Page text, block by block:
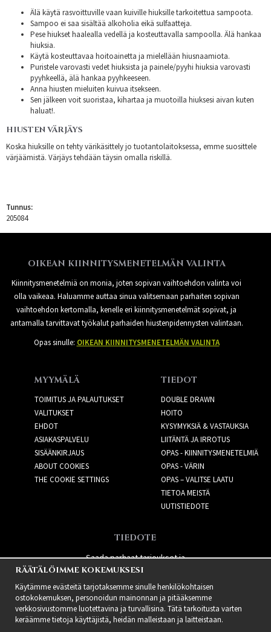
Älä käytä rasvoittuville vaan kuiville hiuksille tarkoitettua sampoota.
Sampoo ei saa sisältää alkoholia eikä sulfaatteja.
Pese hiukset haalealla vedellä ja kosteuttavalla sampoolla. Älä hankaa
hiuksia.
Käytä kosteuttavaa hoitoainetta ja mielellään hiusnaamiota.
Puristele varovasti vedet hiuksista ja painele/pyyhi hiuksia varovasti
pyyhkeellä, älä hankaa pyyhkeeseen.
Anna hiusten mieluiten kuivua itsekseen.
Sen jälkeen voit suoristaa, kihartaa ja muotoilla hiuksesi aivan kuten
haluat!.
HIUSTEN VÄRJÄYS
Koska hiuksille on tehty värikäsittely jo tuotantolaitoksessa, emme suosittele
värjäämistä. Värjäys tehdään täysin omalla riskillä.
Tunnus:
205084
OIKEAN KIINNITYSMENETELMÄN VALINTA
Kiinnitysmenetelmiä on monia, joten sopivan vaihtoehdon valinta voi
olla vaikeaa. Haluamme auttaa sinua valitsemaan parhaiten sopivan
vaihtoehdon kertomalla, kenelle eri kiinnitysmenetelmät sopivat, ja
antamalla tarvittavat työkalut parhaiden hiustenpidennysten valintaan.
Opas sinulle: OIKEAN KIINNITYSMENETELMÄN VALINTA
MYYMÄLÄ
TOIMITUS JA PALAUTUKSET
VALITUKSET
EHDOT
ASIAKASPALVELU
SISÄÄNKIRJAUS
ABOUT COOKIES
THE COOKIE SETTINGS
TIEDOT
DOUBLE DRAWN
HOITO
KYSYMYKSIÄ & VASTAUKSIA
LIITÄNTÄ JA IRROTUS
OPAS - KIINNITYSMENETELMIÄ
OPAS - VÄRIN
OPAS – VALITSE LAATU
TIETOA MEISTÄ
UUTISTIEDOTE
TIEDOTE
Saada parhaat tarjoukset ja
uusia tuotteita!
RÄÄTÄLÖIMME KOKEMUKSESI
Käytämme evästeitä tarjotaksemme sinulle henkilökohtaisen
ostokokemuksen, personoidun mainonnan ja pitääksemme
verkkosivustomme luotettavina ja turvallisina. Tätä tarkoitusta varten
keräämme tietoja käyttäjistä, heidän malleistaan ​​ja laitteistaan.